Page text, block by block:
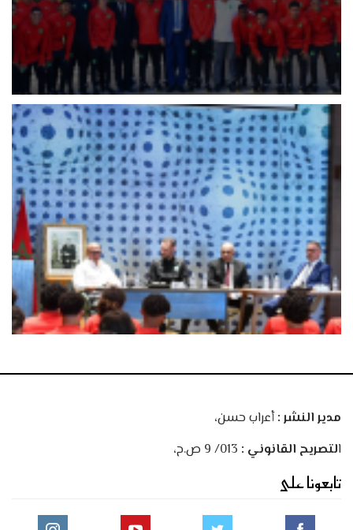
مدير النشر :أعراب حسن،
التصريح القانوني :
تابعونا على